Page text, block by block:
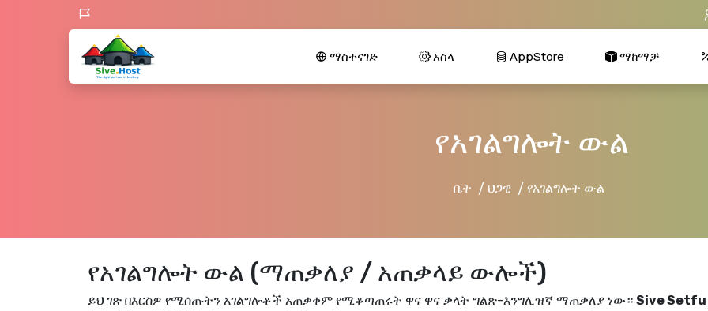
ማስተናገድ አስላ AppStore ማከማቻ
የአገልግሎት ውል
ቤት ህጋዊ የአገልግሎት ውል
የአገልግሎት ውል (ማጠቃለያ / አጠቃላይ ውሎች)
ይህ ገጽ በእርስዎ የሚሰጡትን አገልግሎቶች አጠቃቀም የሚቆጣጠሩት ዋና ዋና ቃላት ግልጽ-እንግሊዝኛ ማጠቃለያ ነው። Sive Setfu